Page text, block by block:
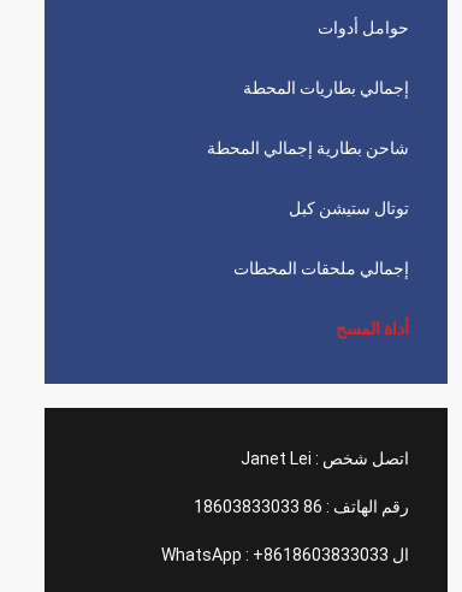
حوامل أدوات
إجمالي بطاريات المحطة
شاحن بطارية إجمالي المحطة
توتال ستيشن كبل
إجمالي ملحقات المحطات
أداة المسح
اتصل شخص : Janet Lei
رقم الهاتف : 86 18603833033
ال WhatsApp : +8618603833033